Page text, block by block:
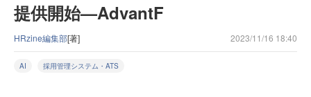
提供開始—AdvantF
HRzine編集部[著] 2023/11/16 18:40
AI 採用管理システム・ATS